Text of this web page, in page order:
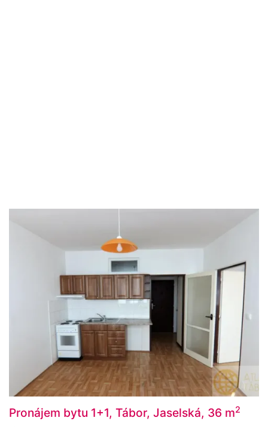
Pronájem bytu 1+1, Tábor, Jaselská, 36 m2